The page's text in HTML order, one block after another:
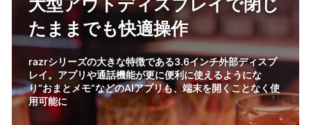
ままでも快適操作
シリーズの大きな特徴である3.6インチ外部ディスプ
。アプリや通話機能が更に便利に使えるようにな
まとメモ”などのAIアプリも、端末を開くことなく使
能に
約
た
で
入
が